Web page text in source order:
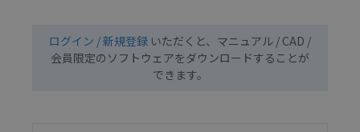
ログイン / 新規登録 いただくと、マニュアル / CAD /
会員限定のソフトウェアをダウンロードすることが
できます。